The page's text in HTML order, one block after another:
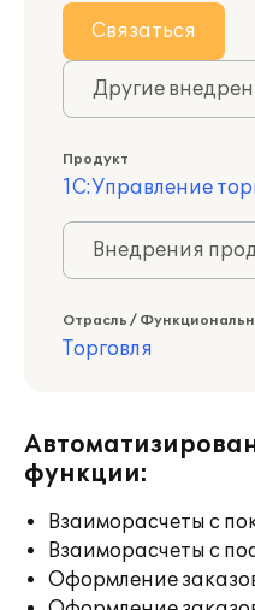
Связаться
Другие
Продукт
1С:Управление
Внедрения
Отрасль /
Торговля
функции:
Взаиморасчеты с
Взаиморасчеты с
Оформление